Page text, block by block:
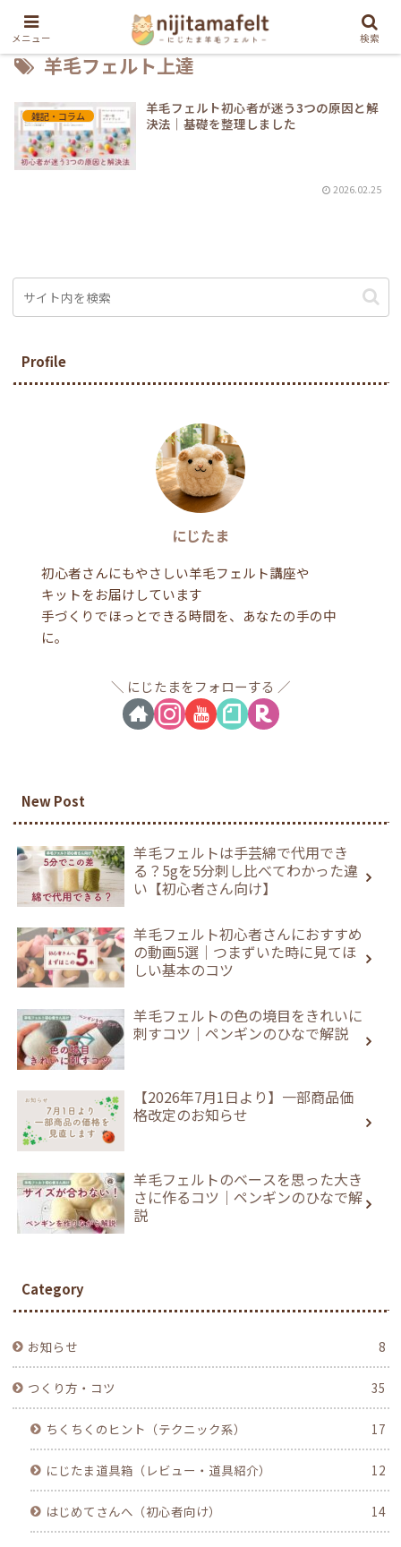
羊毛フェルト上達
雑記・コラム
羊毛フェルト初心者が迷う3つの原因と解
決法｜基礎を整理しました
2026.02.25
Profile
にじたま
初心者さんにもやさしい羊毛フェルト講座や
キットをお届けしています
手づくりでほっとできる時間を、あなたの手の中
に。
にじたまをフォローする
New Post
羊毛フェルトは手芸綿で代用でき
る？5gを5分刺し比べてわかった違
い【初心者さん向け】
羊毛フェルト初心者さんにおすすめ
の動画5選｜つまずいた時に見てほ
しい基本のコツ
羊毛フェルトの色の境目をきれいに
刺すコツ｜ペンギンのひなで解説
【2026年7月1日より】一部商品価
格改定のお知らせ
羊毛フェルトのベースを思った大き
さに作るコツ｜ペンギンのひなで解
説
Category
お知らせ 8
つくり方・コツ 35
ちくちくのヒント（テクニック系） 17
にじたま道具箱（レビュー・道具紹介） 12
はじめてさんへ（初心者向け） 14
メニュー 検索